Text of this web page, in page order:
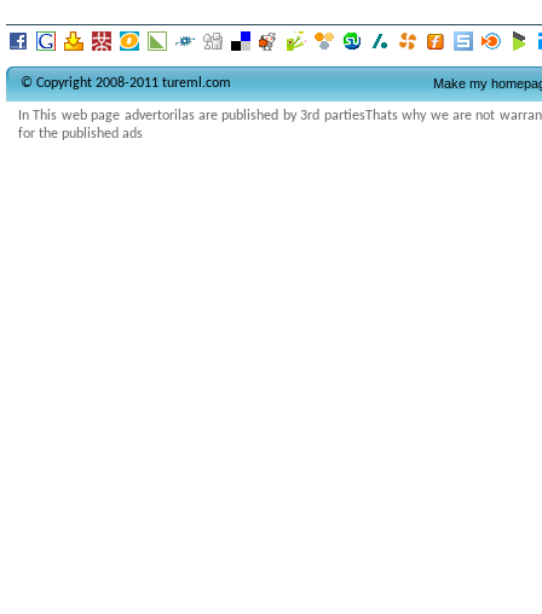
© Copyright 2008-2011 tureml.com Make my
In This web page advertorilas are published by 3rd partiesThats why we are not
for the published ads